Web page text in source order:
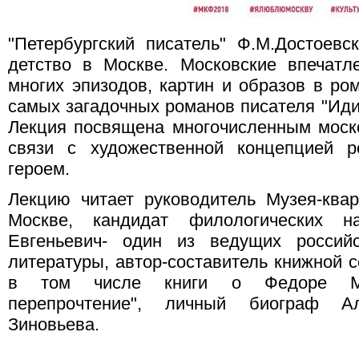
"Петербургский писатель"
детство в Москве. Московские
многих эпизодов, картин и образов в
самых загадочных романов писателя
Лекция посвящена многочисленным
связи с художественной концепцией
героем.
Лекцию читает руководитель Музея-
Москве, кандидат филологических
Евгеньевич- один из ведущих
литературы, автор-составитель книжной
в том числе книги о Федоре
перепрочтение", личный биограф
Зиновьева.